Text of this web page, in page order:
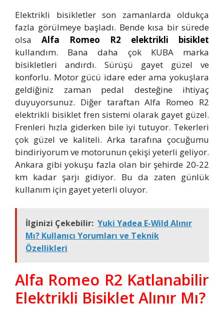
Elektrikli bisikletler son zamanlarda oldukça
fazla görülmeye başladı. Bende kısa bir sürede
olsa Alfa Romeo R2 elektrikli bisiklet
kullandım. Bana daha çok KUBA marka
bisikletleri andırdı. Sürüşü gayet güzel ve
konforlu. Motor gücü idare eder ama yokuşlara
geldiğiniz zaman pedal desteğine ihtiyaç
duyuyorsunuz. Diğer taraftan Alfa Romeo R2
elektrikli bisiklet fren sistemi olarak gayet güzel.
Frenleri hızla giderken bile iyi tutuyor. Tekerleri
çok güzel ve kaliteli. Arka tarafına çocuğumu
bindiriyorum ve motorunun çekişi yeterli geliyor.
Ankara gibi yokuşu fazla olan bir şehirde 20-22
km kadar şarjı gidiyor. Bu da zaten günlük
kullanım için gayet yeterli oluyor.
İlginizi Çekebilir: Yuki Yadea E-Wild Alınır
Mı? Kullanıcı Yorumları ve Teknik
Özellikleri
Alfa Romeo R2 Katlanabilir
Elektrikli Bisiklet Alınır Mı?